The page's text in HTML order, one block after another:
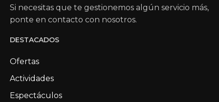
Si necesitas que te gestionemos algún servicio más,
ponte en contacto con nosotros.
DESTACADOS
Ofertas
Actividades
Espectáculos